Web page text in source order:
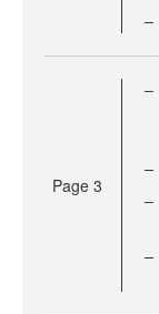
Page 3